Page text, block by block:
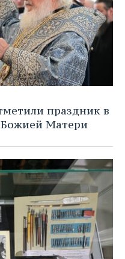
праздник в
Божией Матери